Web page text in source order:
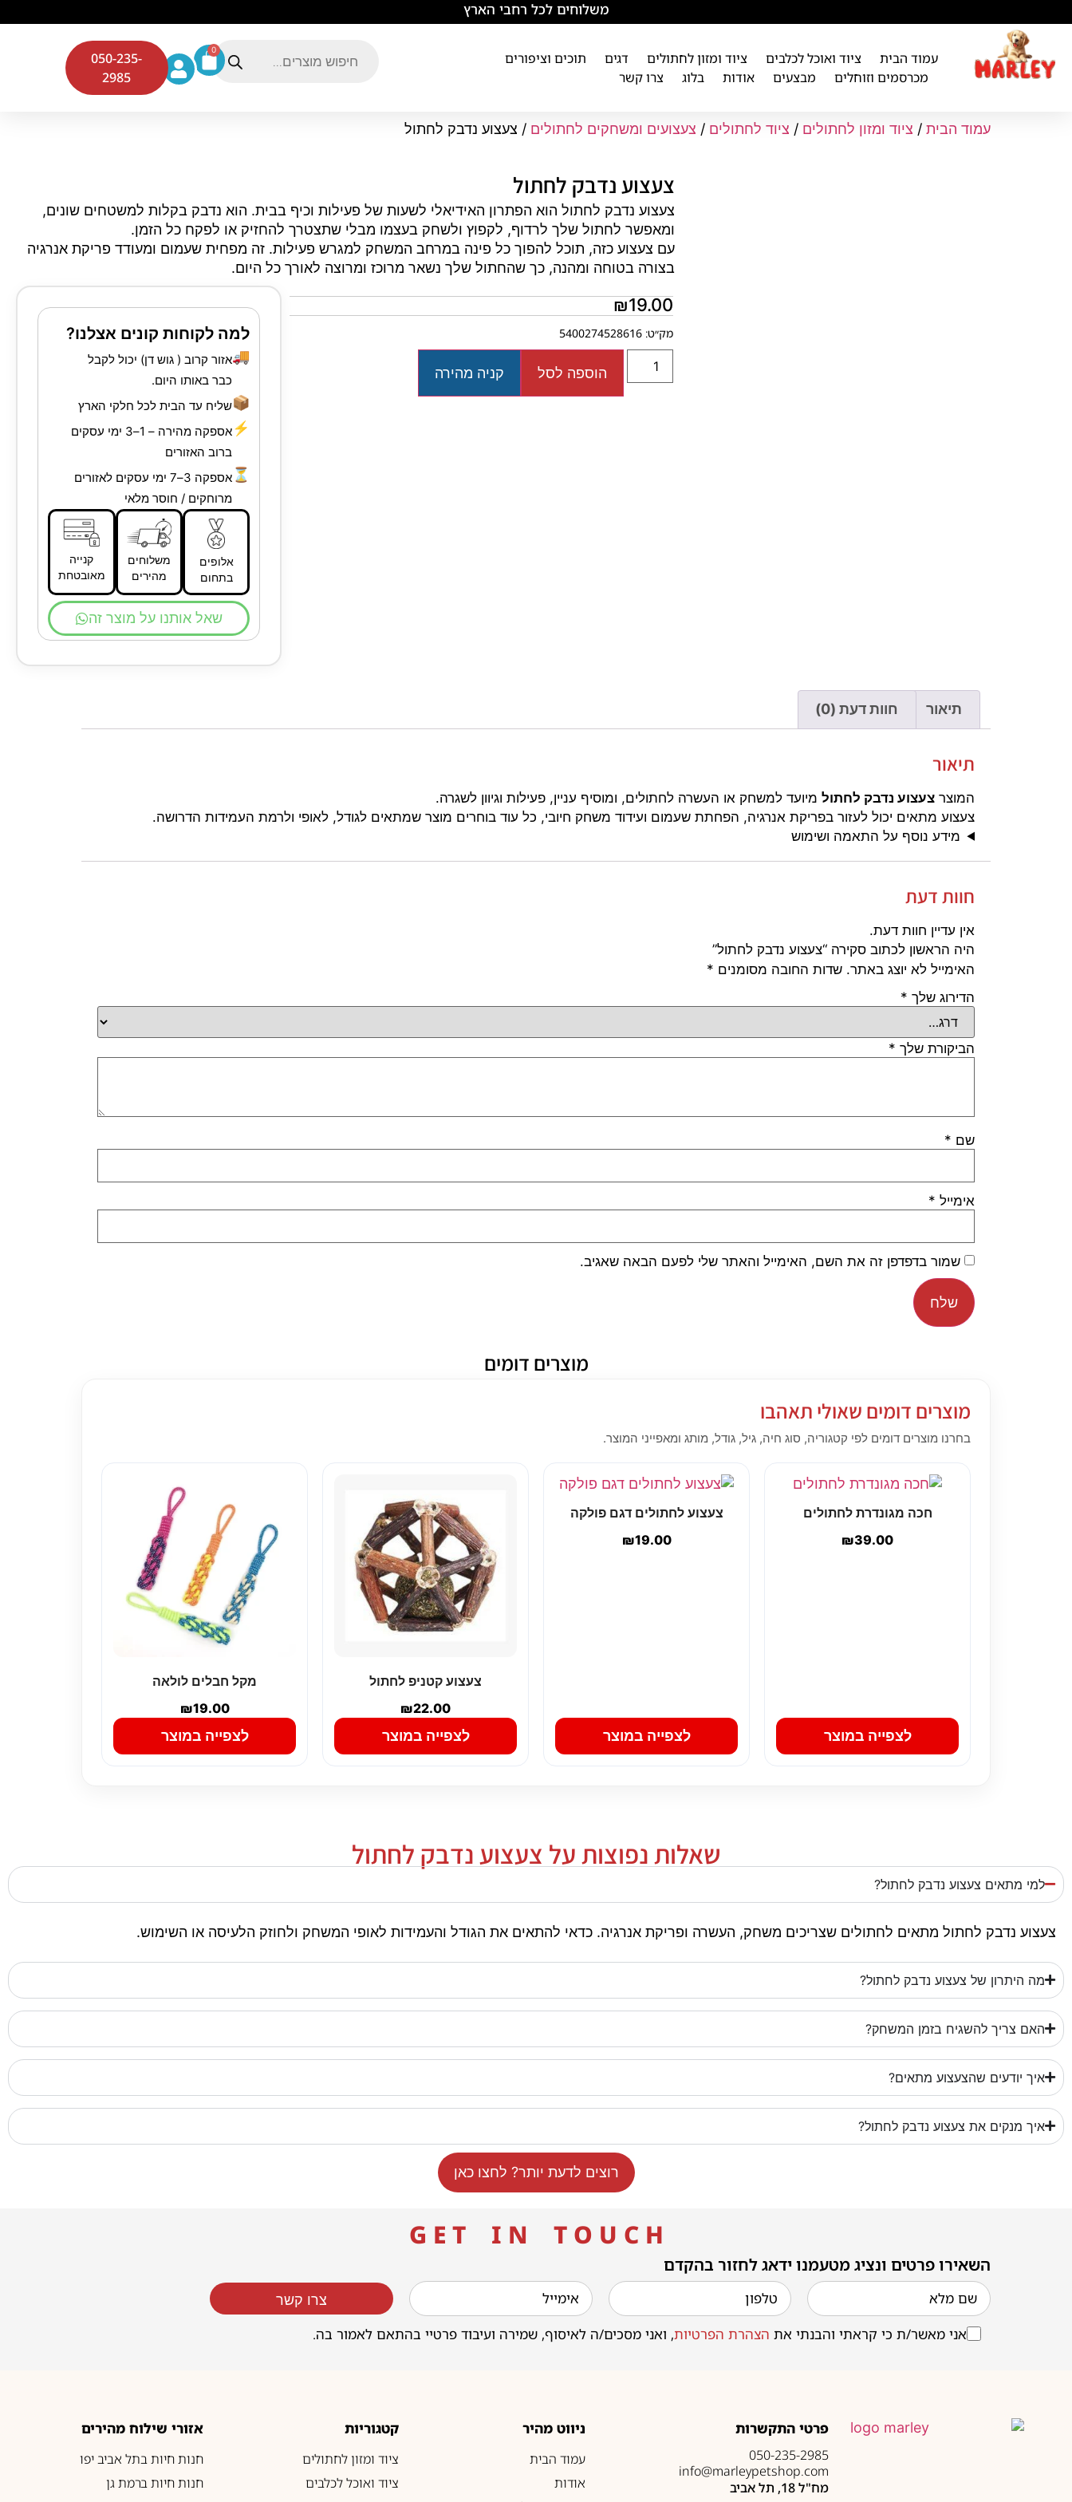
משלוחים לכל רחבי הארץ
עמוד הבית ציוד ואוכל לכלבים ציוד ומזון לחתולים דגים
תוכים וציפורים
מכרסמים וזוחלים
מבצעים אודות בלוג צרו קשר
0
050-235-
2985
עמוד הבית / ציוד ומזון לחתולים / ציוד לחתולים / צעצועים ומשחקים לחתולים / צעצוע נדבק לחתול
צעצוע נדבק לחתול
צעצוע נדבק לחתול הוא הפתרון האידיאלי לשעות של פעילות וכיף בבית. הוא נדבק בקלות למשטחים שונים,
ומאפשר לחתול שלך לרדוף, לקפוץ ולשחק בעצמו מבלי שתצטרך להחזיק או לפקח כל הזמן.
עם צעצוע כזה, תוכל להפוך כל פינה במרחב המשחק למגרש פעילות. זה מפחית שעמום ומעודד פריקת אנרגיה
בצורה בטוחה ומהנה, כך שהחתול שלך נשאר מרוכז ומרוצה לאורך כל היום.
₪19.00
מק״ט: 5400274528616
הוספה לסל קניה מהירה
למה לקוחות קונים אצלנו?
🚚אזור קרוב ( גוש דן) יכול לקבל
כבר באותו היום.
📦שליח עד הבית לכל חלקי הארץ
⚡
אספקה מהירה – 1–3 ימי עסקים
ברוב האזורים
⏳
אספקה 3–7 ימי עסקים לאזורים
מרוחקים / חוסר מלאי
אלופים
בתחום
משלוחים
מהירים
קנייה
מאובטחת
שאל אותנו על מוצר זה
תיאור חוות דעת (0)
תיאור
המוצר צעצוע נדבק לחתול מיועד למשחק או העשרה לחתולים, ומוסיף עניין, פעילות וגיוון לשגרה.
צעצוע מתאים יכול לעזור בפריקת אנרגיה, הפחתת שעמום ועידוד משחק חיובי, כל עוד בוחרים מוצר שמתאים לגודל, לאופי ולרמת העמידות הדרושה.
מידע נוסף על התאמה ושימוש
חוות דעת
אין עדיין חוות דעת.
היה הראשון לכתוב סקירה “צעצוע נדבק לחתול”
האימייל לא יוצג באתר. שדות החובה מסומנים *
הדירוג שלך *
הביקורת שלך *
שם *
אימייל *
שמור בדפדפן זה את השם, האימייל והאתר שלי לפעם הבאה שאגיב.
מוצרים דומים
מוצרים דומים שאולי תאהבו
בחרנו מוצרים דומים לפי קטגוריה, סוג חיה, גיל, גודל, מותג ומאפייני המוצר.
חכה מגונדרת לחתולים
₪39.00
לצפייה במוצר
צעצוע לחתולים דגם פולקה
₪19.00
לצפייה במוצר
צעצוע קטניפ לחתול
₪22.00
לצפייה במוצר
מקל חבלים לולאה
₪19.00
לצפייה במוצר
שאלות נפוצות על צעצוע נדבק לחתול
למי מתאים צעצוע נדבק לחתול?
צעצוע נדבק לחתול מתאים לחתולים שצריכים משחק, העשרה ופריקת אנרגיה. כדאי להתאים את הגודל והעמידות לאופי המשחק ולחוזק הלעיסה או השימוש.
מה היתרון של צעצוע נדבק לחתול?
האם צריך להשגיח בזמן המשחק?
איך יודעים שהצעצוע מתאים?
איך מנקים את צעצוע נדבק לחתול?
רוצים לדעת יותר? לחצו כאן
G E T I N T O U C H
השאירו פרטים ונציג מטעמנו ידאג לחזור בהקדם
אני מאשר/ת כי קראתי והבנתי את הצהרת הפרטיות, ואני מסכים/ה לאיסוף, שמירה ועיבוד פרטיי בהתאם לאמור בה.
צרו קשר
פרטי התקשרות
050-235-2985
info@marleypetshop.com
מח"ל 18, תל אביב
ניווט מהיר
עמוד הבית
אודות
קטגוריות
ציוד ומזון לחתולים
ציוד ואוכל לכלבים
אזורי שילוח מהירים
חנות חיות בתל אביב יפו
חנות חיות ברמת גן